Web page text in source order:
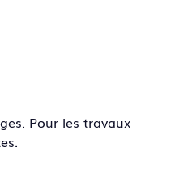
Pour les travaux